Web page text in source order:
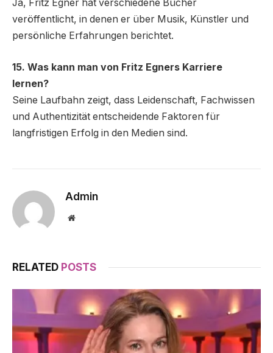
Ja, Fritz Egner hat verschiedene Bücher
veröffentlicht, in denen er über Musik, Künstler und
persönliche Erfahrungen berichtet.
15. Was kann man von Fritz Egners Karriere
lernen?
Seine Laufbahn zeigt, dass Leidenschaft, Fachwissen
und Authentizität entscheidende Faktoren für
langfristigen Erfolg in den Medien sind.
Admin
Website
RELATED POSTS